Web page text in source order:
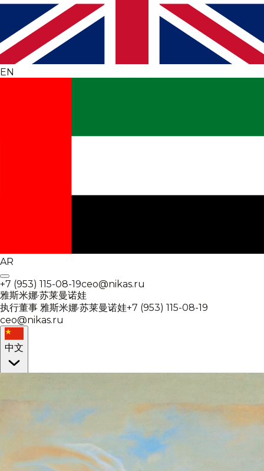
EN
AR
+7 (953) 115-08-19ceo@nikas.ru
雅斯米娜·苏莱曼诺娃
执行董事 雅斯米娜·苏莱曼诺娃+7 (953) 115-08-19
ceo@nikas.ru
中文